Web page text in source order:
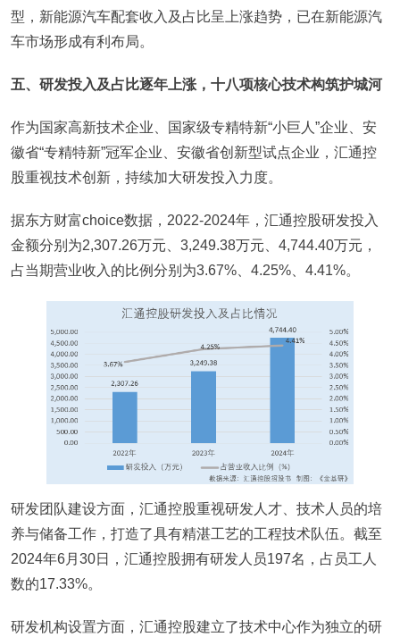
型，新能源汽车配套收入及占比呈上涨趋势，已在新能源汽
车市场形成有利布局。
五、研发投入及占比逐年上涨，十八项核心技术构筑护城河
作为国家高新技术企业、国家级专精特新“小巨人”企业、安
徽省“专精特新”冠军企业、安徽省创新型试点企业，汇通控
股重视技术创新，持续加大研发投入力度。
据东方财富choice数据，2022-2024年，汇通控股研发投入
金额分别为2,307.26万元、3,249.38万元、4,744.40万元，
占当期营业收入的比例分别为3.67%、4.25%、4.41%。
研发团队建设方面，汇通控股重视研发人才、技术人员的培
养与储备工作，打造了具有精湛工艺的工程技术队伍。截至
2024年6月30日，汇通控股拥有研发人员197名，占员工人
数的17.33%。
研发机构设置方面，汇通控股建立了技术中心作为独立的研